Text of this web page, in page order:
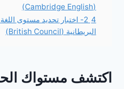
(Cambridge English)
4
2- اختبار تحديد مستوى
البريطانية (British Council)
اكتشف مستواك